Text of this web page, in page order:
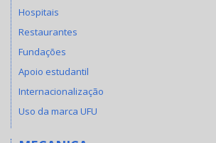
Hospitais
Restaurantes
Fundações
Apoio estudantil
Internacionalização
Uso da marca UFU